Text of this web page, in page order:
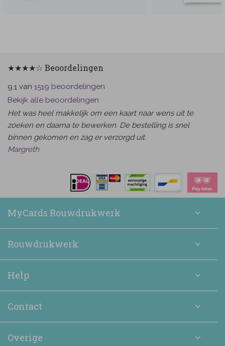
★★★★☆ Beoordelingen
9.1 van 1519 beoordelingen
Bekijk alle beoordelingen
Het was heel makkelijk om een kaart naar wens uit te
zoeken en daarna te bewerken. De bestelling is snel
binnen gekomen en zag er verzorgd uit.
Margreth
MyCards Rouwdrukwerk
Rouwdrukwerk
Help
Contact
Overige